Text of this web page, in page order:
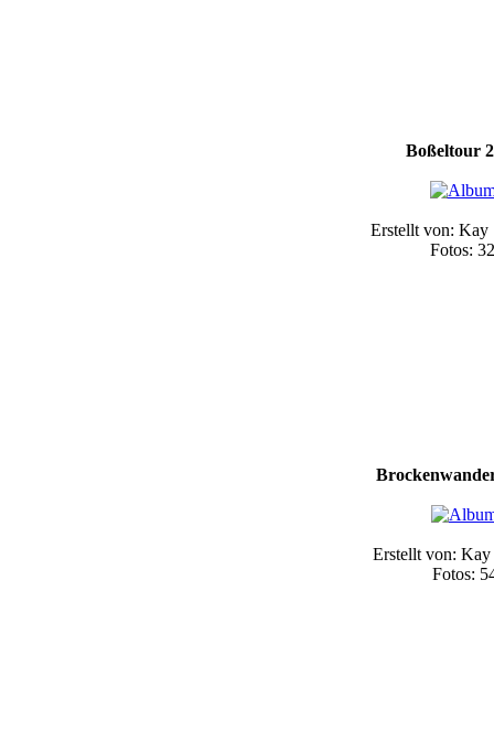
Boßeltour
Erstellt von: Kay
Fotos: 32
Erstellt von: Kay
Fotos: